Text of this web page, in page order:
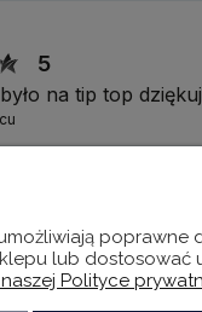
5
na tip top
pokładzie!
dookoła
marzyłeś!
lub
Polityce